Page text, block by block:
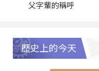
父字輩的稱呼
歷史上的今天